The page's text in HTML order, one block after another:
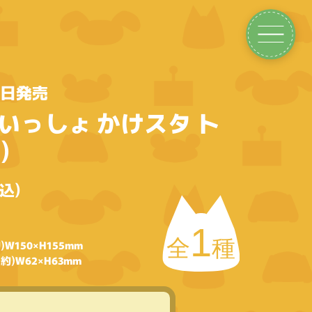
発売
っしょ かけスタ ト
)
)W62×H63mm
全1種